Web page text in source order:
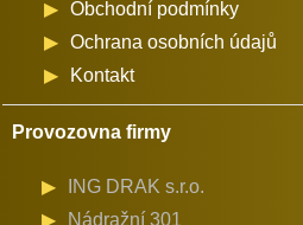
Obchodní podmínky
Ochrana osobních údajů
Kontakt
Provozovna firmy
ING DRAK s.r.o.
Nádražní 301